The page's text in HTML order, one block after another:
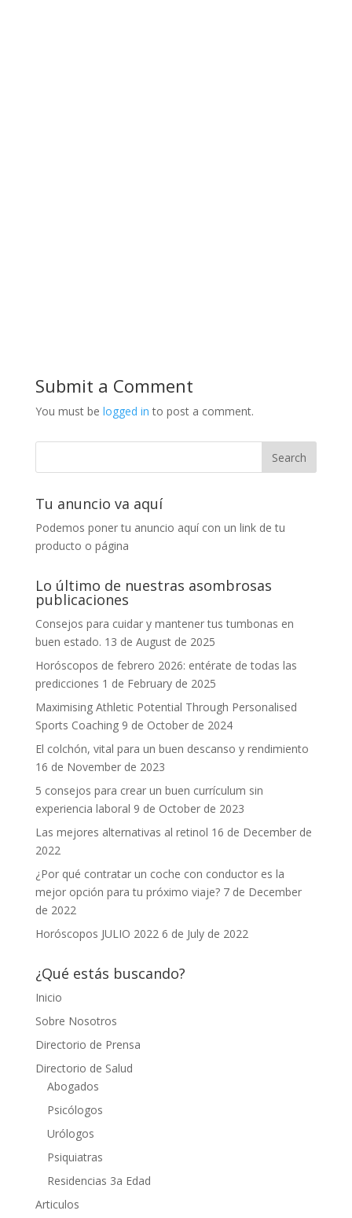
Submit a Comment
You must be logged in to post a comment.
Tu anuncio va aquí
Podemos poner tu anuncio aquí con un link de tu
producto o página
Lo último de nuestras asombrosas
publicaciones
Consejos para cuidar y mantener tus tumbonas en
buen estado. 13 de August de 2025
Horóscopos de febrero 2026: entérate de todas las
predicciones 1 de February de 2025
Maximising Athletic Potential Through Personalised
Sports Coaching 9 de October de 2024
El colchón, vital para un buen descanso y rendimiento
16 de November de 2023
5 consejos para crear un buen currículum sin
experiencia laboral 9 de October de 2023
Las mejores alternativas al retinol 16 de December de
2022
¿Por qué contratar un coche con conductor es la
mejor opción para tu próximo viaje? 7 de December
de 2022
Horóscopos JULIO 2022 6 de July de 2022
¿Qué estás buscando?
Inicio
Sobre Nosotros
Directorio de Prensa
Directorio de Salud
Abogados
Psicólogos
Urólogos
Psiquiatras
Residencias 3a Edad
Articulos